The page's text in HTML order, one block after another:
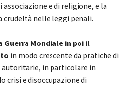
e di religione, e la
crudeltà nelle leggi penali.
Mondiale in poi il
in modo crescente da pratiche di
in particolare in
crisi e disoccupazione di